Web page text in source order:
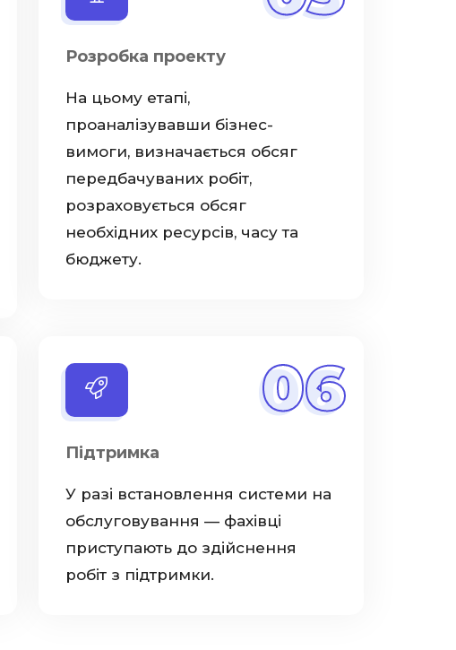
Розробка проекту
На цьому етапі,
проаналізувавши бізнес-
вимоги, визначається обсяг
передбачуваних робіт,
розраховується обсяг
необхідних ресурсів, часу та
бюджету.
06
Підтримка
У разі встановлення системи на
обслуговування — фахівці
приступають до здійснення
робіт з підтримки.